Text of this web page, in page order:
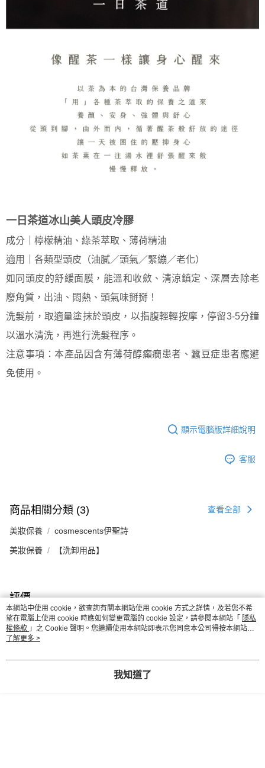
一日茶道冰山美人頭皮冷膠
成分｜檸檬精油、綠茶萃取、薄荷精油
適用｜各類型頭皮（油膩／頭氣／緊繃／老化）
如同頭皮的舒緩面膜，能溫和收斂、清涼鎮定、深層去除老
廢角質，出油、悶熱、頭氣味掰掰！
洗髮前，取適量塗抹於頭皮，以指腹輕輕按摩，停留3-5分鐘
以溫水清洗，再進行洗髮程序。
注意事項：本產品因含有薄荷醇癲癇患者、蠶豆症患者應避
免使用。
顯示電腦版詳細說明
客服
商品相關分類 (3) 查看全部
美妝保養 cosmescents伊聖詩
美妝保養 【洗卸用品】
評價
喜歡這個商品嗎？購買後給他一個好評吧
本網站中使用 cookie，欲查詢有關本網站使用 cookie 方式之詳情，及若您不希
望在電腦上使用 cookie 時應如何變更電腦的 cookie 設定，請參閱本網站「 隱私
權條款 」之 Cookie 聲明。您繼續使用本網站即表示您同意本公司得按本網站使
用條款之 Cookie 聲明使用 cookie。
了解更多 >
我知道了